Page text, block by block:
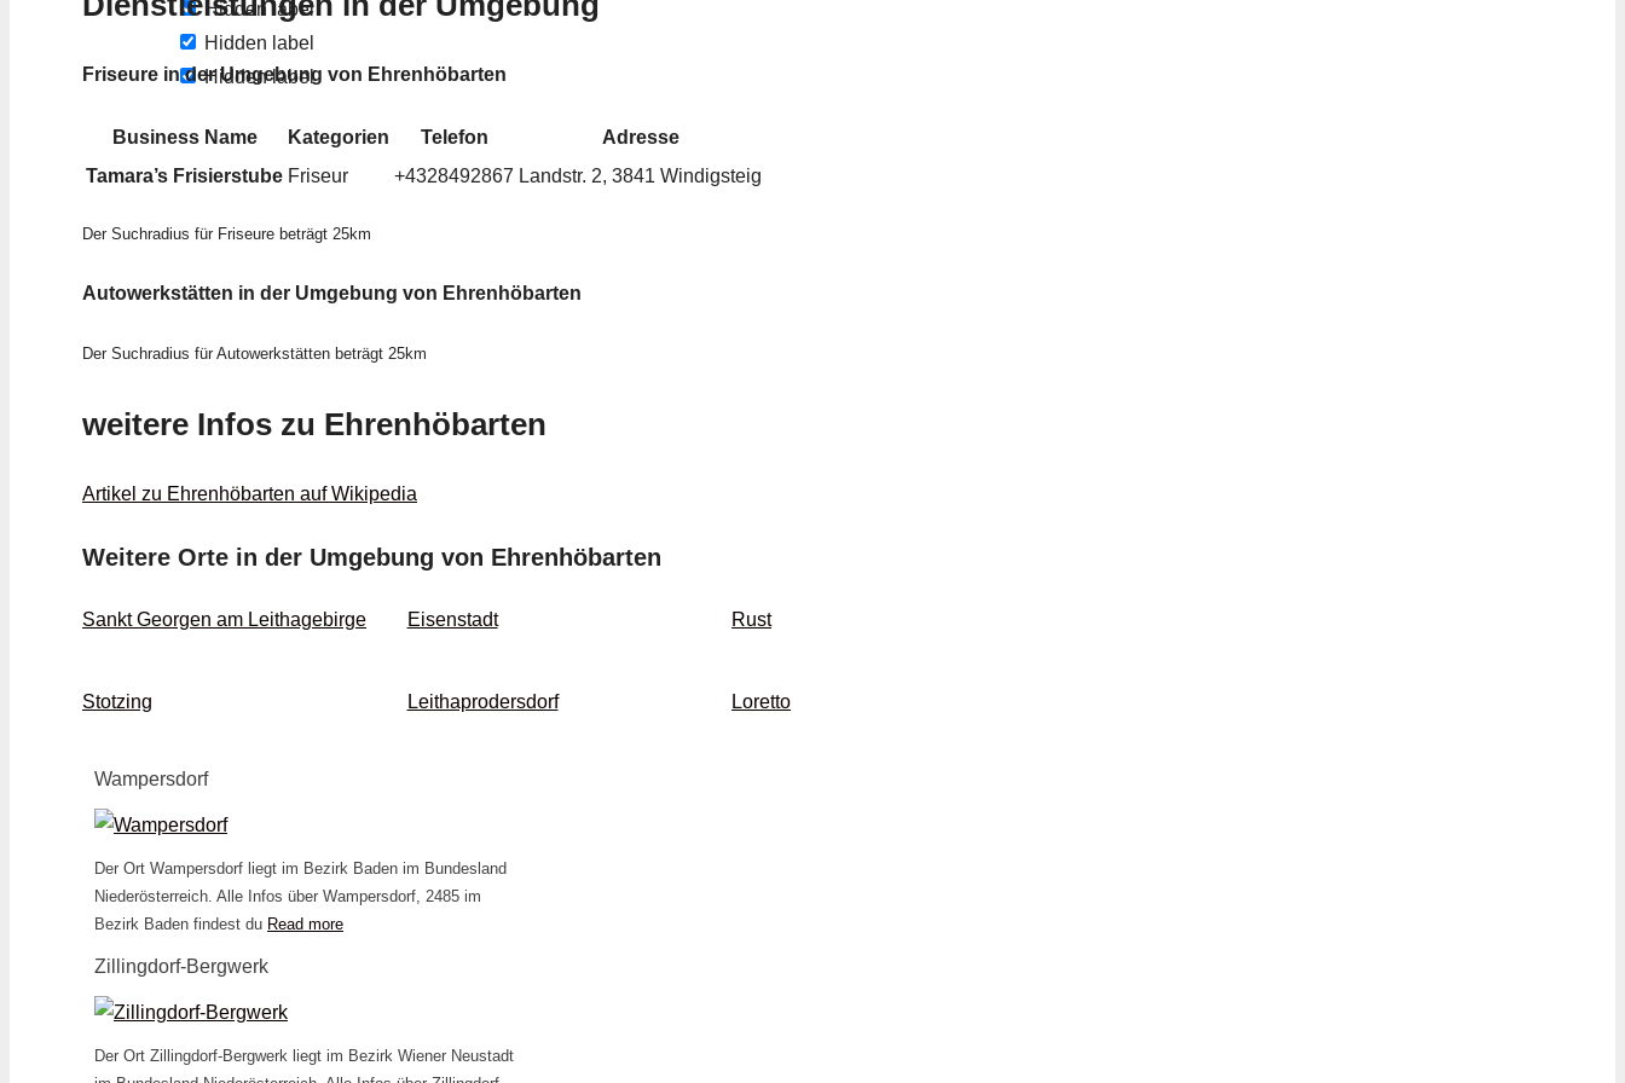
Hidden label
Hidden label
Hidden label
Friseure in der Umgebung von Ehrenhöbarten
Business Name Kategorien Telefon
Adresse
Tamara’s Frisierstube Friseur +4328492867 Landstr. 2, 3841 Windigsteig
Der Suchradius für Friseure beträgt 25km
Autowerkstätten in der Umgebung von Ehrenhöbarten
Der Suchradius für Autowerkstätten beträgt 25km
weitere Infos zu Ehrenhöbarten
Artikel zu Ehrenhöbarten auf Wikipedia
Weitere Orte in der Umgebung von Ehrenhöbarten
Sankt Georgen am Leithagebirge Eisenstadt Rust
Stotzing Leithaprodersdorf Loretto
Wampersdorf
Der Ort Wampersdorf liegt im Bezirk Baden im Bundesland
Niederösterreich. Alle Infos über Wampersdorf, 2485 im
Bezirk Baden findest du Read more
Zillingdorf-Bergwerk
Der Ort Zillingdorf-Bergwerk liegt im Bezirk Wiener Neustadt